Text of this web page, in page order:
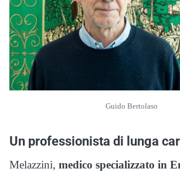
Guido Bertolaso
Un professionista di lunga
Melazzini, medico specializzato in